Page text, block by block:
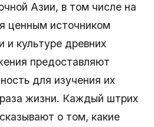
Азии, в том числе на
ценным источником
и культуре древних
предоставляют
для изучения их
жизни. Каждый штрих
о том, какие